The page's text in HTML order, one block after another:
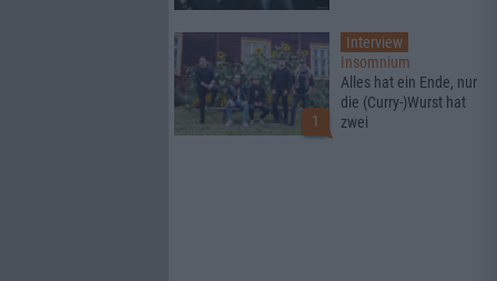
1
Interview
Insomnium
Alles hat ein Ende, nur
die (Curry-)Wurst hat
zwei